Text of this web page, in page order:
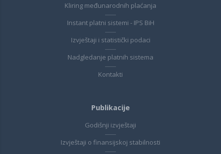
Kliring međunarodnih plaćanja
Instant platni sistemi - IPS BiH
Izvještaji i statistički podaci
Nadgledanje platnih sistema
Kontakti
Publikacije
Godišnji izvještaji
Izvještaji o finansijskoj stabilnosti